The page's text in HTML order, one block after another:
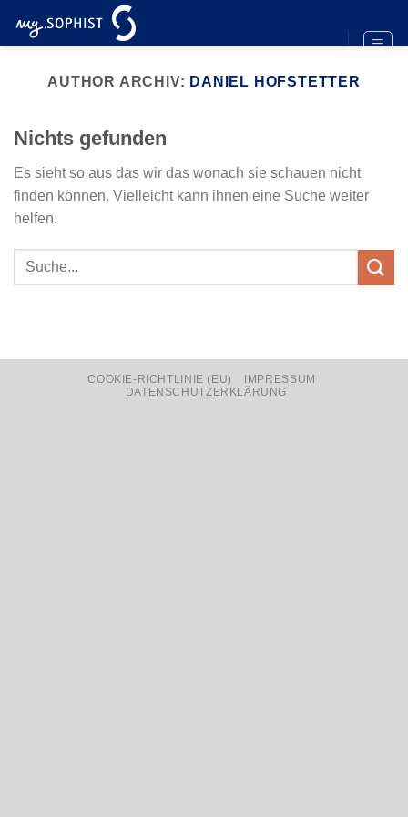
Inhalt
AUTHOR ARCHIV: DANIEL HOFSTETTER
Nichts gefunden
Es sieht so aus das wir das wonach sie schauen nicht
finden können. Vielleicht kann ihnen eine Suche weiter
helfen.
COOKIE-RICHTLINIE (EU)
IMPRESSUM
DATENSCHUTZERKLÄRUNG